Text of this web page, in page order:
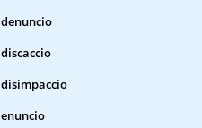
denuncio
discaccio
disimpaccio
enuncio